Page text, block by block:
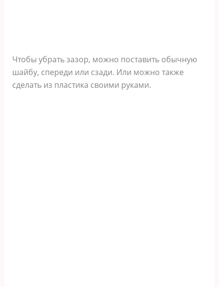
Чтобы убрать зазор, можно поставить обычную
шайбу, спереди или сзади. Или можно также
сделать из пластика своими руками.